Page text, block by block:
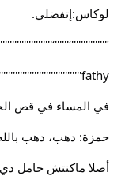
لوكاس:إتفضلي.
fathy'''''''''''''''''''''''''''''''''''''''''''
في المساء في قص
حمزة: دهب، دهب
أصلا ماكنتش حامل